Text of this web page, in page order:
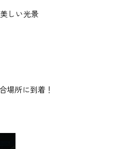
しい光景
場所に到着！